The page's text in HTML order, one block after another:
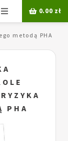
Menu 0.00 zł
metodą PHA
PHA